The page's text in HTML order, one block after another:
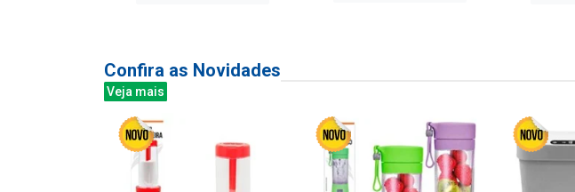
Confira as Novidades
Veja mais